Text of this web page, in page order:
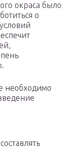
окраса было
о
необходимо